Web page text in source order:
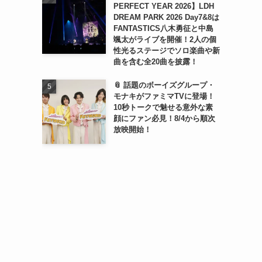
PERFECT YEAR 2026】LDH
DREAM PARK 2026 Day7&8は
FANTASTICS八木勇征と中島
颯太がライブを開催！2人の個
性光るステージでソロ楽曲や新
曲を含む全20曲を披露！
📎 話題のボーイズグループ・
モナキがファミマTVに登場！
10秒トークで魅せる意外な素
顔にファン必見！8/4から順次
放映開始！